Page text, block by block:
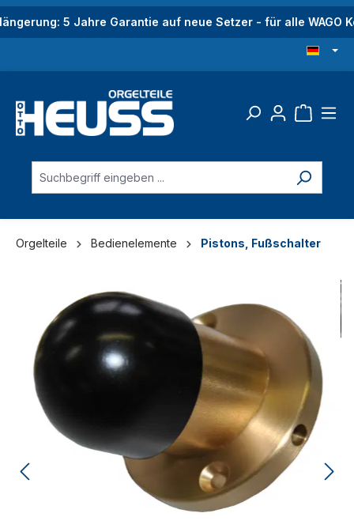
springen5 Jahre Garantie auf neue Setzer - für alle WAGO
Orgelteile Bedienelemente Pistons, Fußschalter